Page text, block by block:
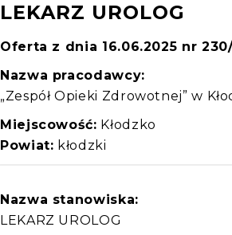
LEKARZ UROLOG
Oferta z dnia 16.06.2025 nr
Nazwa pracodawcy:
„Zespół Opieki Zdrowotnej” w
Miejscowość: Kłodzko
Powiat: kłodzki
Nazwa stanowiska:
LEKARZ UROLOG